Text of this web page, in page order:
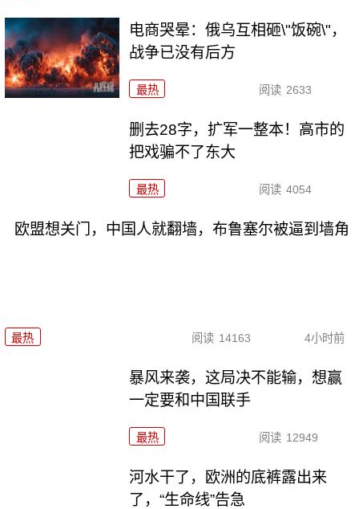
电商哭晕：俄乌互相砸\"饭碗\"，
战争已没有后方
最热 阅读 2633
删去28字，扩军一整本！高市的
把戏骗不了东大
最热 阅读 4054
欧盟想关门，中国人就翻墙，布鲁塞尔被逼到墙角
最热 阅读 14163 4小时前
暴风来袭，这局决不能输，想赢
一定要和中国联手
最热 阅读 12949
河水干了，欧洲的底裤露出来
了，“生命线”告急